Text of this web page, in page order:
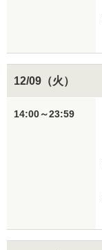
12/09（火）
14:00～23:59